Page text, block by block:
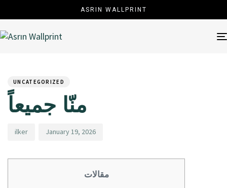
ASRIN WALLPRINT
UNCATEGORIZED
منّا جميعاً
ilker January 19, 2026
مقالات